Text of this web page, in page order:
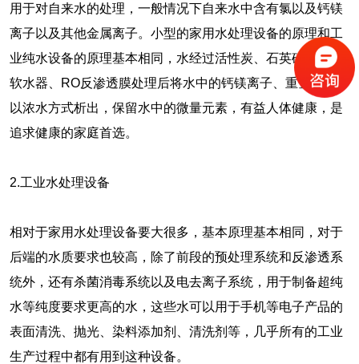
用于对自来水的处理，一般情况下自来水中含有氯以及钙镁
离子以及其他金属离子。小型的家用水处理设备的原理和工
业纯水设备的原理基本相同，水经过活性炭、石英砂过滤、
软水器、RO反渗透膜处理后将水中的钙镁离子、重金属离子
以浓水方式析出，保留水中的微量元素，有益人体健康，是
追求健康的家庭首选。
2.工业水处理设备
相对于家用水处理设备要大很多，基本原理基本相同，对于
后端的水质要求也较高，除了前段的预处理系统和反渗透系
统外，还有杀菌消毒系统以及电去离子系统，用于制备超纯
水等纯度要求更高的水，这些水可以用于手机等电子产品的
表面清洗、抛光、染料添加剂、清洗剂等，几乎所有的工业
生产过程中都有用到这种设备。